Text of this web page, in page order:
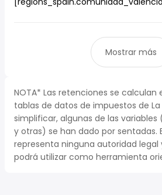
Mostrar más
NOTA* Las retenciones se calculan
tablas de datos de impuestos de La
simplificar, algunas de las
y otras) se han dado por sentadas.
representa ninguna autoridad
podrá utilizar como herramienta